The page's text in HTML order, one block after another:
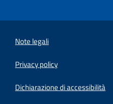
Note legali
Privacy policy
Dichiarazione di accessibilità